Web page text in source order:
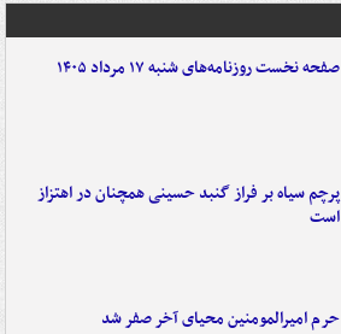
صفحه نخست روزنامه‌های شنبه ۱۷ مرداد ۱۴۰۵
پرچم سیاه بر فراز گنبد حسینی همچنان در اهتزاز
است
حرم امیرالمومنین محیای آخر صفر شد